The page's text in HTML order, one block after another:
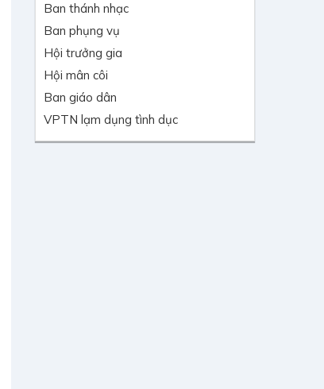
Ban thánh nhạc
Ban phụng vụ
Hội trưởng gia
Hội mân côi
Ban giáo dân
VPTN lạm dụng tình dục